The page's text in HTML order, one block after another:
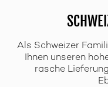
Als Schweizer
Ihnen unseren
rasche